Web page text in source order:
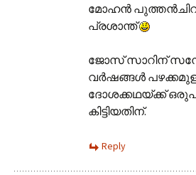
മോഹന്‍
പ്രശാന്ത്‌
ജോസ് സാറിന്‌
വര്‍ഷങ്ങള്‍
ദോശക്കഥയ്ക്ക്
കിട്ടിയതിന്‌.
Reply